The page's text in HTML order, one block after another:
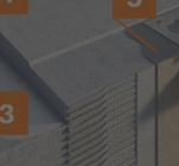
– PCI Multiputz®
PCI